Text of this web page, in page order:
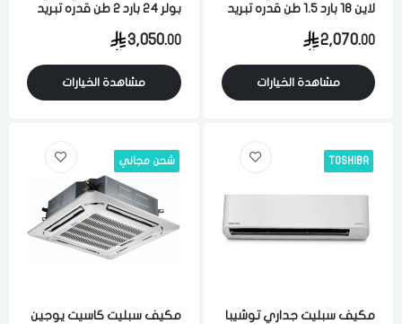
لاين 18 بارد 1.5 طن قدره تبريد
روتاري2,070.00
مشاهدة الخيارات
بولر 24 بارد 2 طن قدره تبريد
روتاري واي فاي
3,050.00
مشاهدة الخيارات
TOSHIBA
مكيف سبليت جداري توشيبا
شحن مجاني
مكيف سبليت كاسيت يوجين